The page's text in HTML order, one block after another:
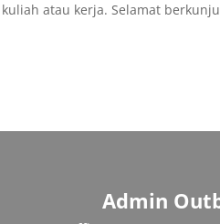
atau kerja. Selamat
Admin